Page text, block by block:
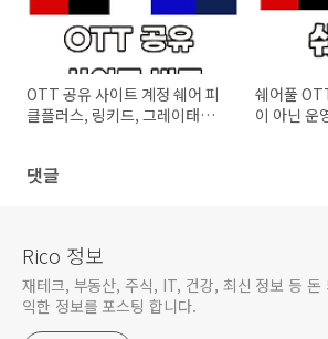
OTT 공유 사이트 계정 쉐어 피
클플러스, 링키드, 그레이태그,
쉐어풀
이 아닌 운
댓글
Rico 정보
재테크, 부동산, 주식, IT, 건강, 최신 정보 등 돈
익한 정보를 포스팅 합니다.